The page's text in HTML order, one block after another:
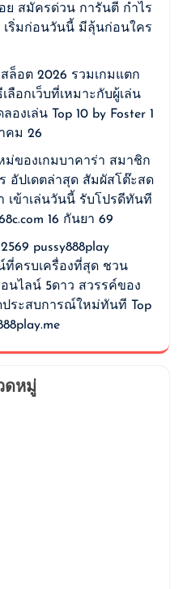
ย สมัครด่วน การันตี กำไร
เริ่มก่อนวันนี้ มีลุ้นก่อนใคร
ล็อต 2026 รวมเกมแตก
ลือกเว็บที่เหมาะกับผู้เล่น
องเล่น Top 10 by Foster 1
คม 26
ม่ของเกมบาคาร่า สมาชิก
ร อัปเดตล่าสุด สัมผัสโต๊ะสด
เข้าเล่นวันนี้ รับโปรดีทันที
16 กันยา 69
pussy888play
ที่ครบเครื่องที่สุด ชวน
นไลน์ 5ดาว สวรรค์ของ
ประสบการณ์ใหม่ทันที Top
ดหมู่